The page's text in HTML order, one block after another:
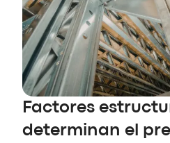
Factores
determinan el